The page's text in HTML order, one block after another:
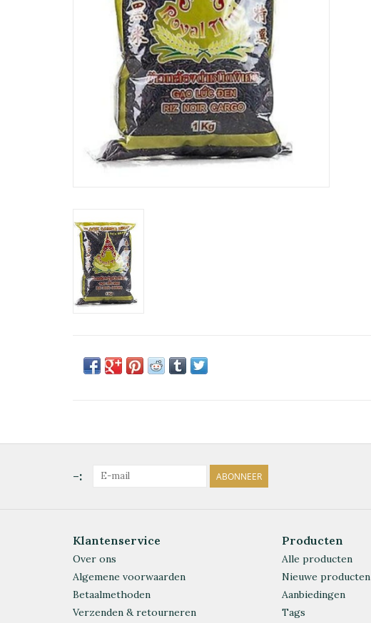
-: ABONNEER
Klantenservice
Over ons
Algemene voorwaarden
Betaalmethoden
Verzenden & retourneren
Producten
Alle producten
Nieuwe producten
Aanbiedingen
Tags